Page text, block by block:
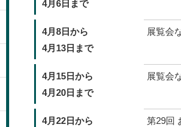
4月6日まで
4月8日から
4月13日まで
展覧会
4月15日から
4月20日まで
展覧会
4月22日から
第29回